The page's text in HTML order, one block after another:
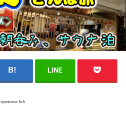
LINE
sponsored link